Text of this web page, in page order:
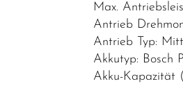
Kompakt/Faltrad
Max.
Antrieb
Antrieb Typ:
Akkutyp: Bosch
Akku-Kapazität